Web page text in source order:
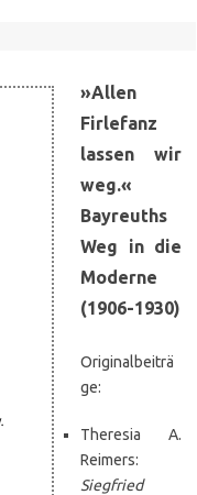
»Allen
Firlefanz
lassen wir
weg.«
Bayreuths
Weg in die
Moderne
(1906-1930)
Originalbeiträ
ge:
Theresia A.
Reimers:
Siegfried